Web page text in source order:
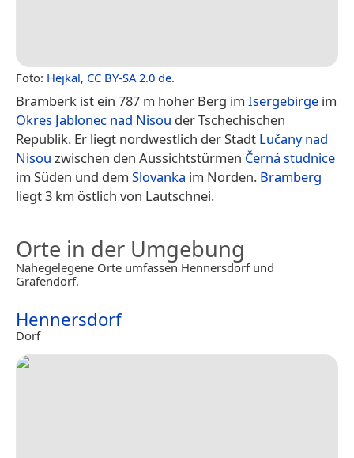
Foto: Hejkal, CC BY-SA 2.0 de.
Bramberk ist ein 787 m hoher Berg im Isergebirge im
Okres Jablonec nad Nisou der Tschechischen
Republik. Er liegt nordwestlich der Stadt Lučany nad
Nisou zwischen den Aussichtstürmen Černá studnice
im Süden und dem Slovanka im Norden. Bramberg
liegt 3 km östlich von Lautschnei.
Orte in der Umgebung
Nahegelegene Orte umfassen Hennersdorf und
Grafendorf.
Hennersdorf
Dorf